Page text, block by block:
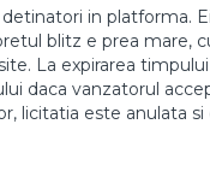
in platforma.
blitz e prea mare,
La expirarea
daca vanzatorul
licitatia este anulata